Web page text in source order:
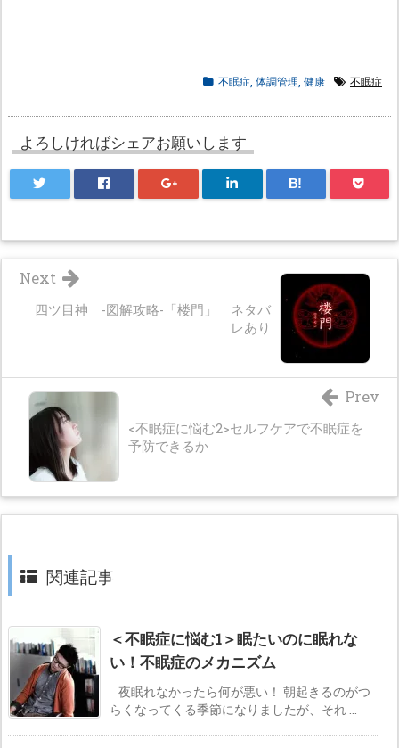
不眠症 体調管理 健康 不眠症
よろしければシェアお願いします
B!
四ツ目神 -図解攻略-「楼門」 ネタバ
レあり
Next
<不眠症に悩む2>セルフケアで不眠症を
予防できるか
Prev
関連記事
＜不眠症に悩む1＞眠たいのに眠れな
い！不眠症のメカニズム
夜眠れなかったら何が悪い！ 朝起きるのがつ
らくなってくる季節になりましたが、それ ...